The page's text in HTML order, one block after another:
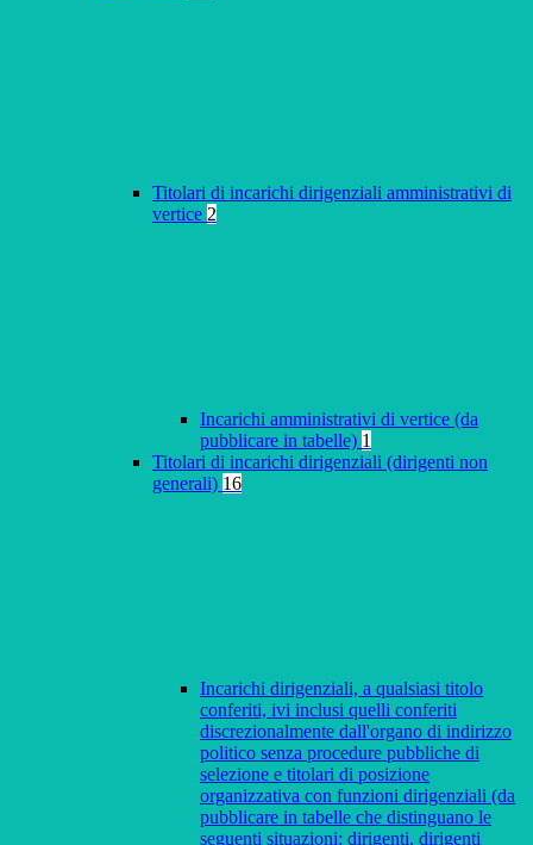
Titolari di incarichi dirigenziali amministrativi di
vertice 2
Incarichi amministrativi di vertice (da
pubblicare in tabelle) 1
Titolari di incarichi dirigenziali (dirigenti non
generali) 16
Incarichi dirigenziali, a qualsiasi titolo
conferiti, ivi inclusi quelli conferiti
discrezionalmente dall'organo di indirizzo
politico senza procedure pubbliche di
selezione e titolari di posizione
organizzativa con funzioni dirigenziali (da
pubblicare in tabelle che distinguano le
seguenti situazioni: dirigenti, dirigenti